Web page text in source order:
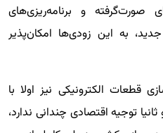
صورت‌گرفته و برنامه‌ریزی‌های
به این زودی‌ها امکان‌پذیر
قطعات الکترونیکی نیز اولا با
توجیه اقتصادی چندانی ندارد،